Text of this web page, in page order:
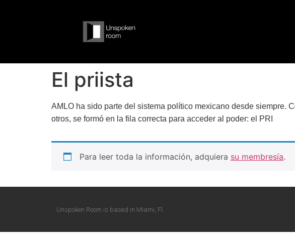
El priista
AMLO ha sido parte del sistema político mexicano desde siempre.
otros, se formó en la fila correcta para acceder al poder: el PRI
Para leer toda la información, adquiera su membresía.
Unspoken Room is based in Miami, Fl.